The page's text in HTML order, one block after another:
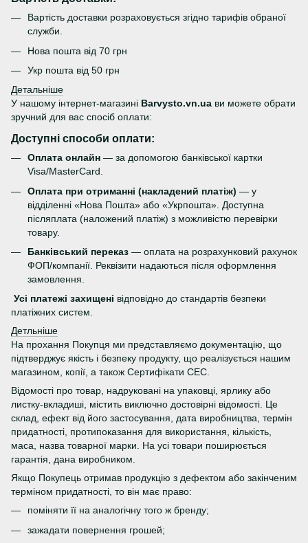
Вартість доставки розраховується згідно тарифів обраної
служби.
Нова пошта від 70 грн
Укр пошта від 50 грн
Детальніше
У нашому інтернет-магазині Barvysto.vn.ua ви можете обрати
зручний для вас спосіб оплати:
Доступні способи оплати:
Оплата онлайн — за допомогою банківської картки
Visa/MasterCard.
Оплата при отриманні (накладений платіж) — у
відділенні «Нова Пошта» або «Укрпошта». Доступна
післяплата (наложений платіж) з можливістю перевірки
товару.
Банківський переказ — оплата на розрахунковий рахунок
ФОП/компанії. Реквізити надаються після оформлення
замовлення.
Усі платежі захищені відповідно до стандартів безпеки
платіжних систем.
Детльніше
На прохання Покупця ми представляємо документацію, що
підтверджує якість і безпеку продукту, що реалізується нашим
магазином, копії, а також Сертифікати СЕС.
Відомості про товар, надруковані на упаковці, ярлику або
листку-вкладиші, містить виключно достовірні відомості. Це
склад, ефект від його застосування, дата виробництва, термін
придатності, протипоказання для використання, кількість,
маса, назва товарної марки. На усі товари поширюється
гарантія, дана виробником.
Якщо Покупець отримав продукцію з дефектом або закінченим
терміном придатності, то він має право:
поміняти її на аналогічну того ж бренду;
зажадати повернення грошей;